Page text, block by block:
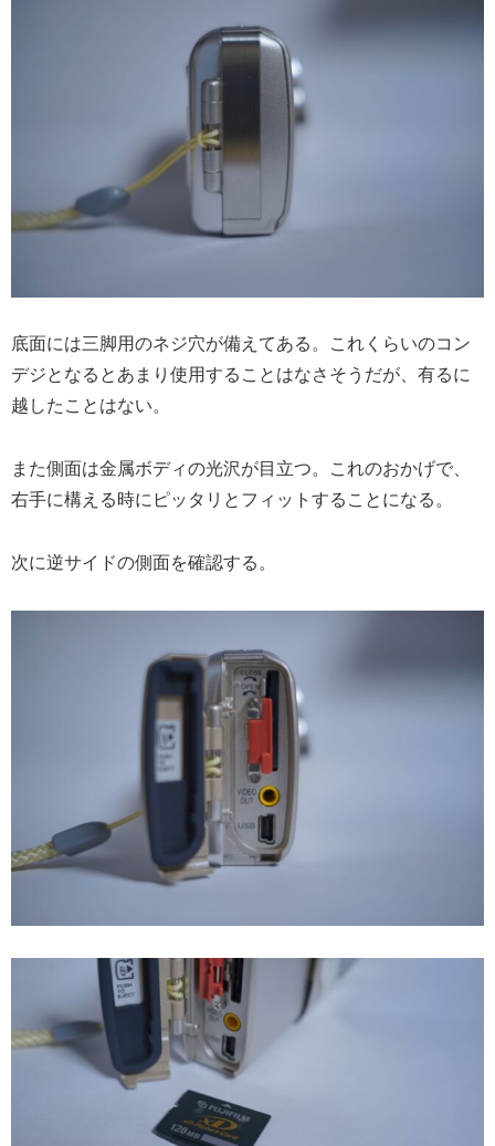
底面には三脚用のネジ穴が備えてある。これくらいのコン
デジとなるとあまり使用することはなさそうだが、有るに
越したことはない。
また側面は金属ボディの光沢が目立つ。これのおかげで、
右手に構える時にピッタリとフィットすることになる。
次に逆サイドの側面を確認する。